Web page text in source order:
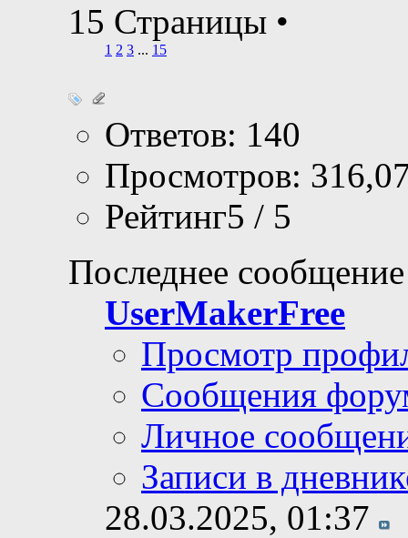
15 Страницы •
1 2 3 ... 15
Ответов: 140
Просмотров:
Рейтинг5 / 5
Последнее
UserMakerFree
Просмотр
Сообщения
Личное
Записи в
28.03.2025, 01:37